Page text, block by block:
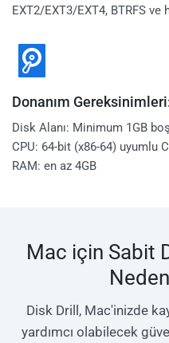
EXT2/EXT3/EXT4, BTRFS ve
Donanım
Disk Alanı: Minimum 1GB
CPU: 64-bit (x86-64) uyumlu
RAM: en az 4GB
Mac için Sabit
Disk Drill, Mac'inizde
yardımcı olabilecek